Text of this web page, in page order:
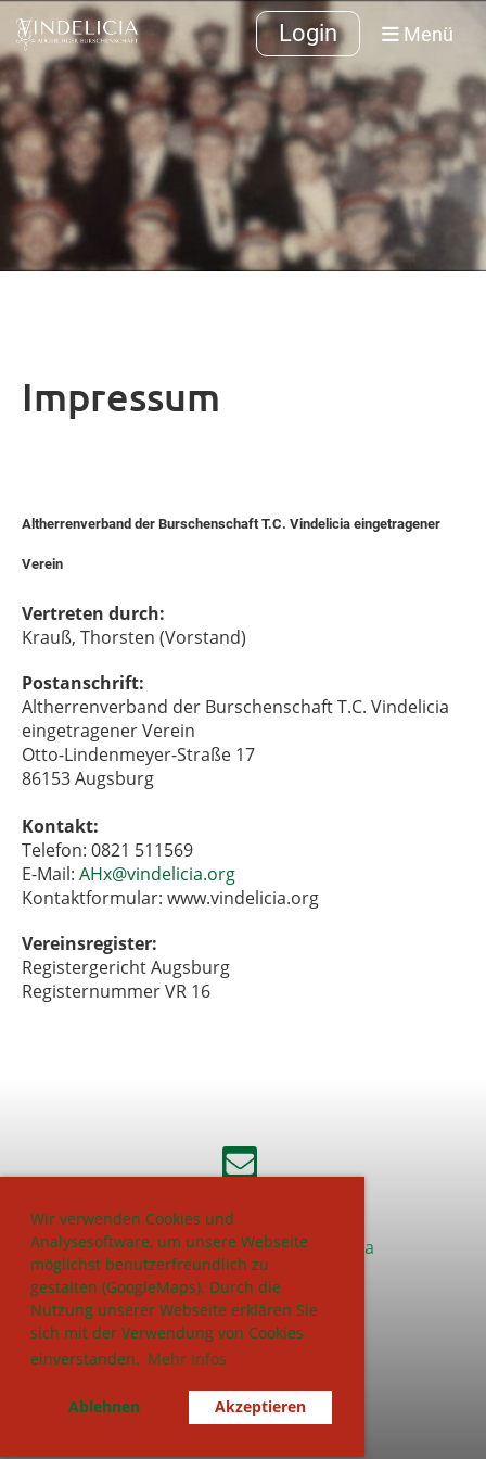
Wir verwenden Cookies und
Analysesoftware, um unsere Webseite
möglichst benutzerfreundlich zu
gestalten (GoogleMaps). Durch die
Nutzung unserer Webseite erklären Sie
sich mit der Verwendung von Cookies
einverstanden. Mehr Infos
Ablehnen Akzeptieren
Login Menü
Impressum
Altherrenverband der Burschenschaft T.C. Vindelicia eingetragener
Verein
Vertreten durch:
Krauß, Thorsten (Vorstand)
Postanschrift:
Altherrenverband der Burschenschaft T.C. Vindelicia
eingetragener Verein
Otto-Lindenmeyer-Straße 17
86153 Augsburg
Kontakt:
Telefon: 0821 511569
E-Mail: AHx@vindelicia.org
Kontaktformular: www.vindelicia.org
Vereinsregister:
Registergericht Augsburg
Registernummer VR 16
© Burschenschaft T.C. Vindelicia
zu Augsburg im BDIC
Impressum